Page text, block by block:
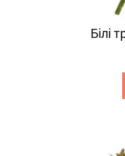
Білі